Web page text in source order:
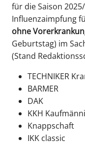
für die Saison
Influenzaimpfung
ohne
Geburtstag) im
(Stand
TECHNIKER
BARMER
DAK
KKH
Knappschaft
IKK classic